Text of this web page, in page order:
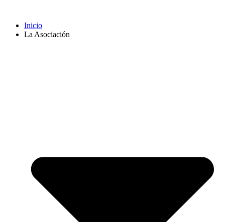
Inicio
La Asociación